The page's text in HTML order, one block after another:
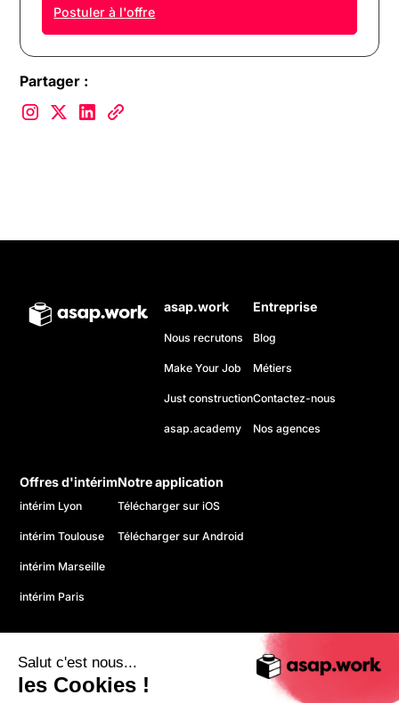
Salut c'est nous...
les Cookies !
Postuler à l'offre
Partager :
asap.work
Nous recrutons
Make Your Job
Just construction
asap.academy
Entreprise
Blog
Métiers
Contactez-nous
Nos agences
Offres d'intérim
intérim Lyon
intérim Toulouse
intérim Marseille
intérim Paris
Notre application
Télécharger sur iOS
Télécharger sur Android